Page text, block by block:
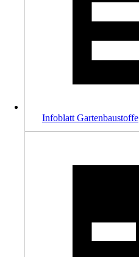
Infoblatt Gartenbaustoffe